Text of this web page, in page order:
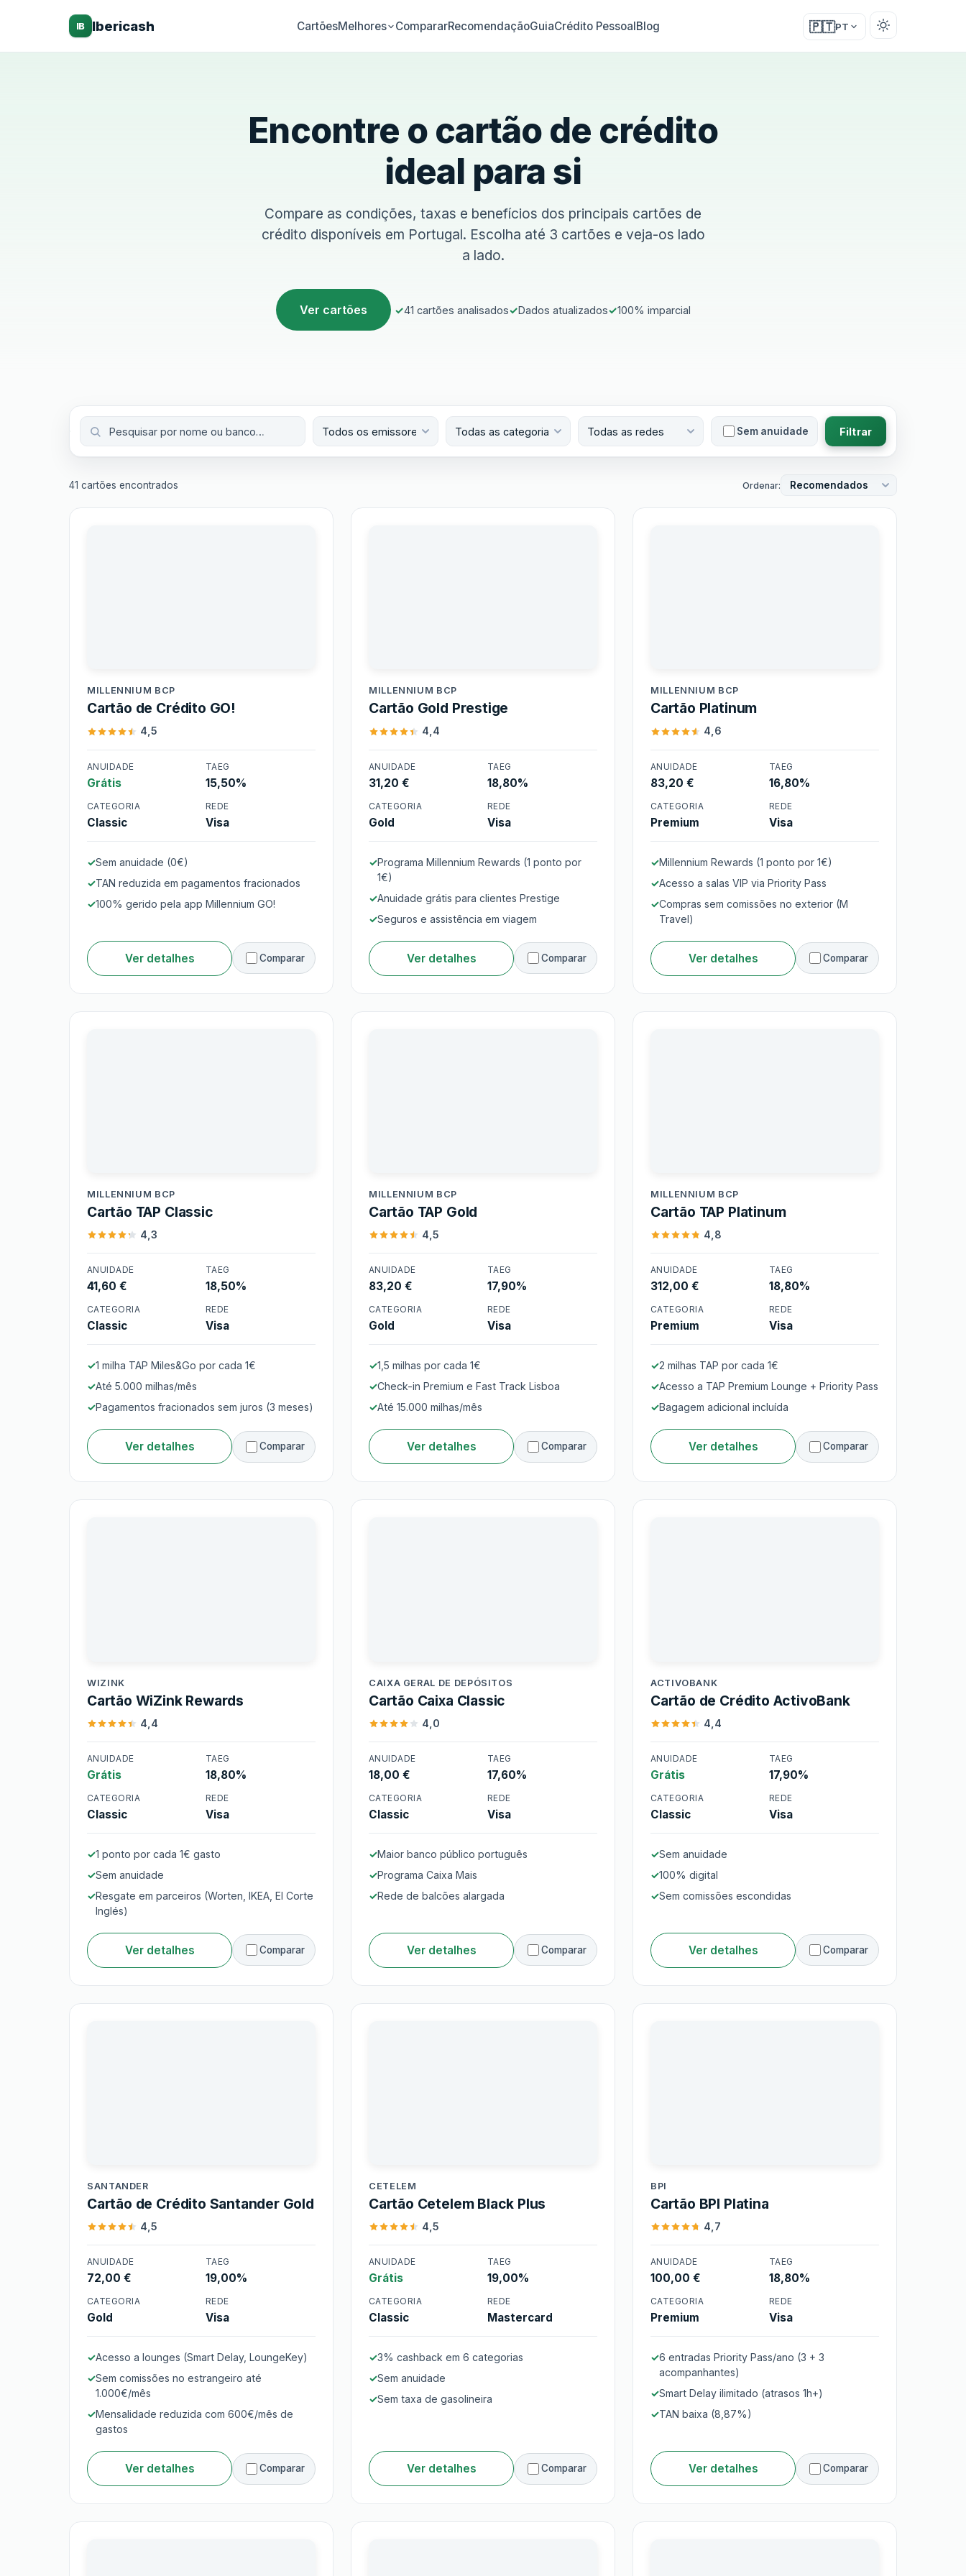
IB Ibericash CartõesMelhores CompararRecomendaçãoGuiaCrédito PessoalBlog 🇵🇹PT
Encontre o cartão de crédito
ideal para si
Compare as condições, taxas e benefícios dos principais cartões de
crédito disponíveis em Portugal. Escolha até 3 cartões e veja-os lado
a lado.
Ver cartões 41 cartões analisados Dados atualizados 100% imparcial
Sem anuidade Filtrar
41 cartões encontrados Ordenar:
Cartão de Crédito GO!
MILLENNIUM BCP
Cartão de Crédito GO!
4,5
ANUIDADE
Grátis
TAEG
15,50%
CATEGORIA
Classic
REDE
Visa
Sem anuidade (0€)
TAN reduzida em pagamentos fracionados
100% gerido pela app Millennium GO!
Ver detalhes Comparar
Cartão Gold Prestige
MILLENNIUM BCP
Cartão Gold Prestige
4,4
ANUIDADE
31,20 €
TAEG
18,80%
CATEGORIA
Gold
REDE
Visa
Programa Millennium Rewards (1 ponto por
1€)
Anuidade grátis para clientes Prestige
Seguros e assistência em viagem
Ver detalhes Comparar
Cartão Platinum
MILLENNIUM BCP
Cartão Platinum
4,6
ANUIDADE
83,20 €
TAEG
16,80%
CATEGORIA
Premium
REDE
Visa
Millennium Rewards (1 ponto por 1€)
Acesso a salas VIP via Priority Pass
Compras sem comissões no exterior (M
Travel)
Ver detalhes Comparar
Cartão TAP Classic
MILLENNIUM BCP
Cartão TAP Classic
4,3
ANUIDADE
41,60 €
TAEG
18,50%
CATEGORIA
Classic
REDE
Visa
1 milha TAP Miles&Go por cada 1€
Até 5.000 milhas/mês
Pagamentos fracionados sem juros (3 meses)
Ver detalhes Comparar
Cartão TAP Gold
MILLENNIUM BCP
Cartão TAP Gold
4,5
ANUIDADE
83,20 €
TAEG
17,90%
CATEGORIA
Gold
REDE
Visa
1,5 milhas por cada 1€
Check-in Premium e Fast Track Lisboa
Até 15.000 milhas/mês
Ver detalhes Comparar
Cartão TAP Platinum
MILLENNIUM BCP
Cartão TAP Platinum
4,8
ANUIDADE
312,00 €
TAEG
18,80%
CATEGORIA
Premium
REDE
Visa
2 milhas TAP por cada 1€
Acesso a TAP Premium Lounge + Priority Pass
Bagagem adicional incluída
Ver detalhes Comparar
Cartão WiZink Rewards
WIZINK
Cartão WiZink Rewards
4,4
ANUIDADE
Grátis
TAEG
18,80%
CATEGORIA
Classic
REDE
Visa
1 ponto por cada 1€ gasto
Sem anuidade
Resgate em parceiros (Worten, IKEA, El Corte
Inglés)
Ver detalhes Comparar
Cartão Caixa Classic
CAIXA GERAL DE DEPÓSITOS
Cartão Caixa Classic
4,0
ANUIDADE
18,00 €
TAEG
17,60%
CATEGORIA
Classic
REDE
Visa
Maior banco público português
Programa Caixa Mais
Rede de balcões alargada
Ver detalhes Comparar
ActivoBank
ACTIVOBANK
Cartão de Crédito ActivoBank
4,4
ANUIDADE
Grátis
TAEG
17,90%
CATEGORIA
Classic
REDE
Visa
Sem anuidade
100% digital
Sem comissões escondidas
Ver detalhes Comparar
Cartão de Crédito
Santander Gold
SANTANDER
Cartão de Crédito Santander Gold
4,5
ANUIDADE
72,00 €
TAEG
19,00%
CATEGORIA
Gold
REDE
Visa
Acesso a lounges (Smart Delay, LoungeKey)
Sem comissões no estrangeiro até
1.000€/mês
Mensalidade reduzida com 600€/mês de
gastos
Ver detalhes Comparar
Plus
CETELEM
Cartão Cetelem Black Plus
4,5
ANUIDADE
Grátis
TAEG
19,00%
CATEGORIA
Classic
REDE
Mastercard
3% cashback em 6 categorias
Sem anuidade
Sem taxa de gasolineira
Ver detalhes Comparar
Cartão BPI Platina
BPI
Cartão BPI Platina
4,7
ANUIDADE
100,00 €
TAEG
18,80%
CATEGORIA
Premium
REDE
Visa
6 entradas Priority Pass/ano (3 + 3
acompanhantes)
Smart Delay ilimitado (atrasos 1h+)
TAN baixa (8,87%)
Ver detalhes Comparar